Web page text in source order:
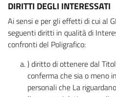
DIRITTI DEGLI INTERESSATI
Ai sensi e per gli effetti di cui al
seguenti diritti in qualità di
confronti del Poligrafico:
) diritto di ottenere dal
conferma che sia o meno
personali che La